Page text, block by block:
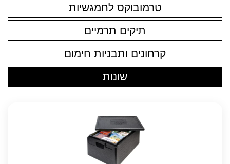
טרמובוקס לחמגשיות
תיקים תרמיים
קרחונים ותבניות חימום
שונות